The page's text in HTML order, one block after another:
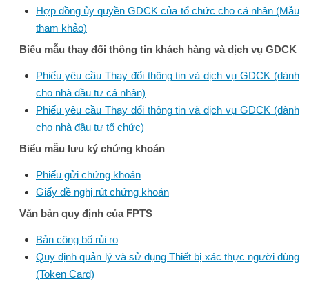
Hợp đồng ủy quyền GDCK của tổ chức cho cá nhân (Mẫu
tham khảo)
Biểu mẫu thay đổi thông tin khách hàng và dịch vụ GDCK
Phiếu yêu cầu Thay đổi thông tin và dịch vụ GDCK (dành
cho nhà đầu tư cá nhân)
Phiếu yêu cầu Thay đổi thông tin và dịch vụ GDCK (dành
cho nhà đầu tư tổ chức)
Biểu mẫu lưu ký chứng khoán
Phiếu gửi chứng khoán
Giấy đề nghị rút chứng khoán
Văn bản quy định của FPTS
Bản công bố rủi ro
Quy định quản lý và sử dụng Thiết bị xác thực người dùng
(Token Card)